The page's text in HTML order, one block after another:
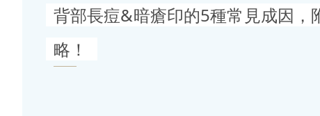
背部長痘&暗瘡印的5種常見成因，
略！